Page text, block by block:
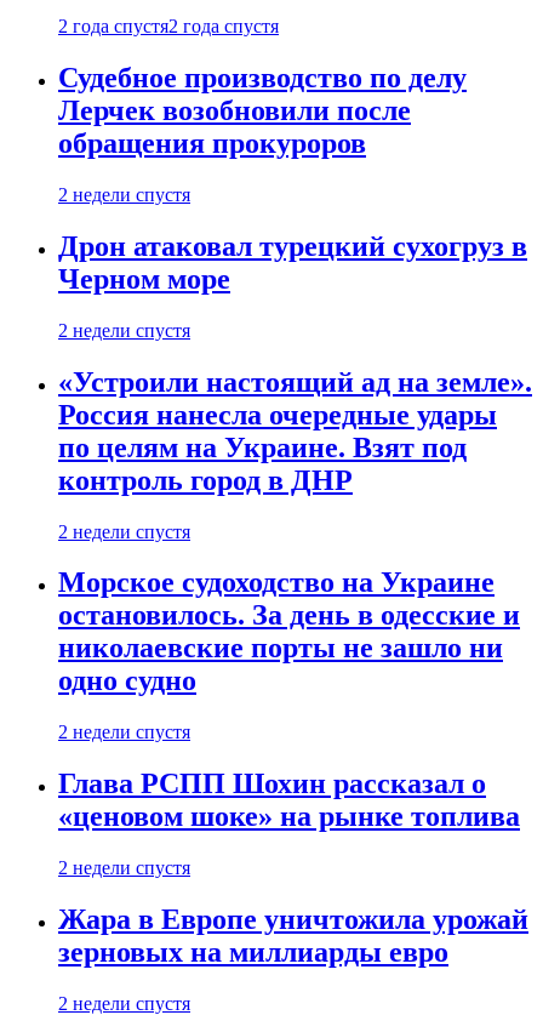
2 года спустя2 года спустя
Судебное производство по делу
Лерчек возобновили после
обращения прокуроров
2 недели спустя
Дрон атаковал турецкий сухогруз в
Черном море
2 недели спустя
«Устроили настоящий ад на земле».
Россия нанесла очередные удары
по целям на Украине. Взят под
контроль город в ДНР
2 недели спустя
Морское судоходство на Украине
остановилось. За день в одесские и
николаевские порты не зашло ни
одно судно
2 недели спустя
Глава РСПП Шохин рассказал о
«ценовом шоке» на рынке топлива
2 недели спустя
Жара в Европе уничтожила урожай
зерновых на миллиарды евро
2 недели спустя